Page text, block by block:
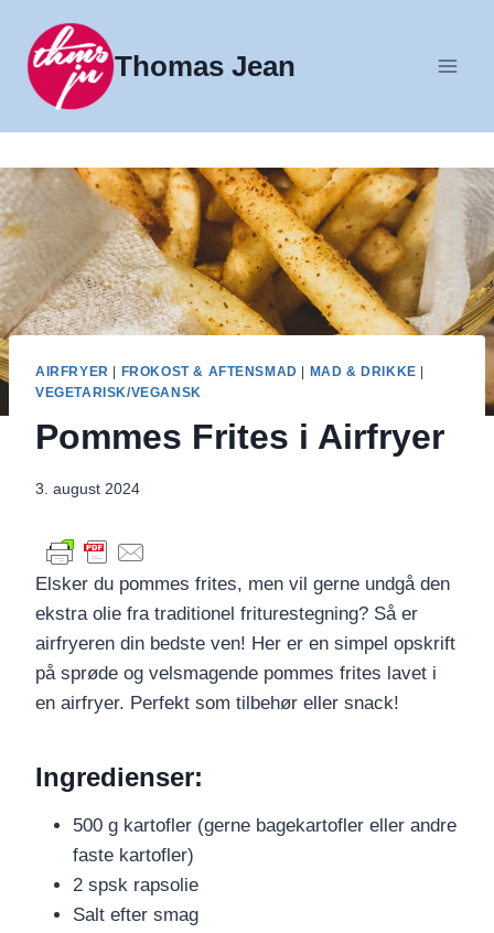
indhold
Thomas Jean
AIRFRYER FROKOST & AFTENSMAD MAD & DRIKKE
VEGETARISK/VEGANSK
Pommes Frites i Airfryer
3. august 2024
Elsker du pommes frites, men vil gerne undgå den
ekstra olie fra traditionel friturestegning? Så er
airfryeren din bedste ven! Her er en simpel opskrift
på sprøde og velsmagende pommes frites lavet i
en airfryer. Perfekt som tilbehør eller snack!
Ingredienser:
500 g kartofler (gerne bagekartofler eller andre
faste kartofler)
2 spsk rapsolie
Salt efter smag